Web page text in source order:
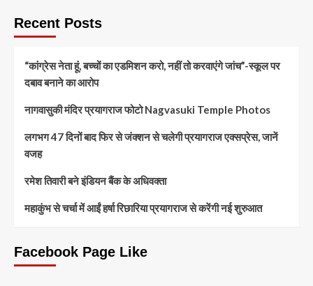
Recent Posts
“कांग्रेस नेता हूं, बच्चों का एडमिशन करो, नहीं तो करवाएंगे जांच”-स्कूल पर
दबाव बनाने का आरोप
नागवासुकी मंदिर प्रयागराज फोटो Nagvasuki Temple Photos
लगभग 47 दिनों बाद फिर से जंक्शन से चलेगी प्रयागराज एक्सप्रेस, जानें
वजह
रमेश तिवारी बने इंडियन बैंक के अधिवक्ता
महाकुंभ से चर्चा में आईं हर्षा रिछारिया प्रयागराज से करेंगी नई शुरुआत
Facebook Page Like